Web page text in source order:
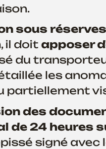
sous
il doitapposer
du
les
partiellement
des
de 24 heures
signé